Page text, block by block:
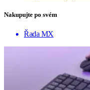
Nakupujte po svém
Řada MX